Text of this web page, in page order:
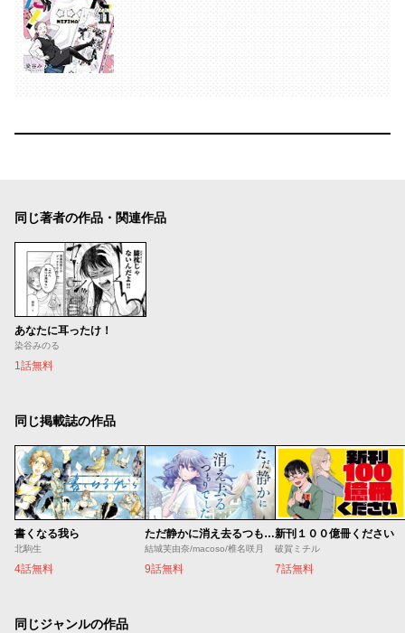
同じ著者の作品・関連作品
あなたに耳ったけ！
染谷みのる
1話無料
同じ掲載誌の作品
書くなる我ら
北駒生
4話無料
ただ静かに消え去るつもりでした
結城芙由奈/macoso/椎名咲月
9話無料
新刊１００億冊ください
破賀ミチル
7話無料
同じジャンルの作品